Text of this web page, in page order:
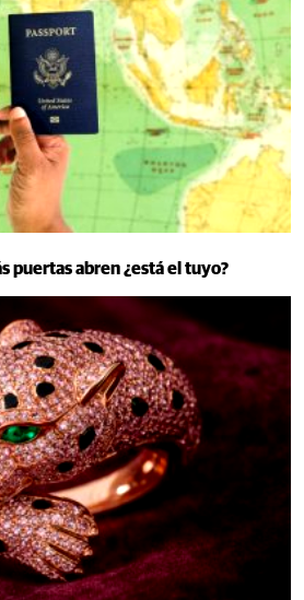
puertas abren ¿está el tuyo?